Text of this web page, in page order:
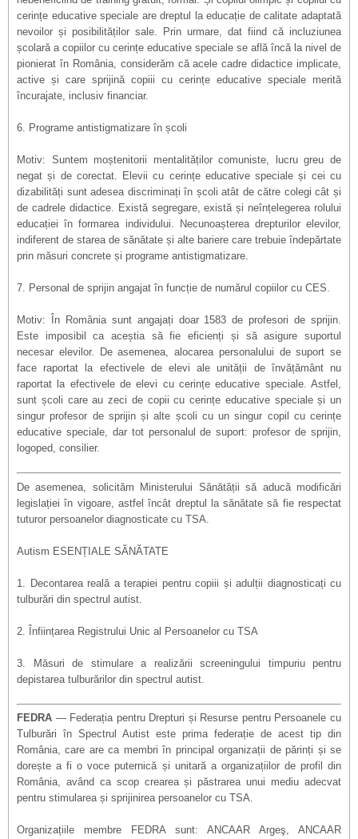
cerințe educative speciale are dreptul la educație de calitate adaptată
nevoilor și posibilităților sale. Prin urmare, dat fiind că incluziunea
școlară a copiilor cu cerințe educative speciale se află încă la nivel de
pionierat în România, considerăm că acele cadre didactice implicate,
active și care sprijină copiii cu cerințe educative speciale merită
încurajate, inclusiv financiar.
6. Programe antistigmatizare în școli
Motiv: Suntem moștenitorii mentalităților comuniste, lucru greu de
negat și de corectat. Elevii cu cerințe educative speciale și cei cu
dizabilități sunt adesea discriminați în școli atât de către colegi cât și
de cadrele didactice. Există segregare, există și neînțelegerea rolului
educației în formarea individului. Necunoașterea drepturilor elevilor,
indiferent de starea de sănătate și alte bariere care trebuie îndepărtate
prin măsuri concrete și programe antistigmatizare.
7. Personal de sprijin angajat în funcție de numărul copiilor cu CES.
Motiv: În România sunt angajați doar 1583 de profesori de sprijin.
Este imposibil ca aceștia să fie eficienți și să asigure suportul
necesar elevilor. De asemenea, alocarea personalului de suport se
face raportat la efectivele de elevi ale unității de învățământ nu
raportat la efectivele de elevi cu cerințe educative speciale. Astfel,
sunt școli care au zeci de copii cu cerințe educative speciale și un
singur profesor de sprijin și alte școli cu un singur copil cu cerințe
educative speciale, dar tot personalul de suport: profesor de sprijin,
logoped, consilier.
De asemenea, solicităm Ministerului Sănătății să aducă modificări
legislației în vigoare, astfel încât dreptul la sănătate să fie respectat
tuturor persoanelor diagnosticate cu TSA.
Autism ESENȚIALE SĂNĂTATE
1. Decontarea reală a terapiei pentru copiii și adulții diagnosticați cu
tulburări din spectrul autist.
2. Înființarea Registrului Unic al Persoanelor cu TSA
3. Măsuri de stimulare a realizării screeningului timpuriu pentru
depistarea tulburărilor din spectrul autist.
FEDRA — Federația pentru Drepturi și Resurse pentru Persoanele cu
Tulburări în Spectrul Autist este prima federație de acest tip din
România, care are ca membri în principal organizații de părinți și se
dorește a fi o voce puternică și unitară a organizațiilor de profil din
România, având ca scop crearea și păstrarea unui mediu adecvat
pentru stimularea și sprijinirea persoanelor cu TSA.
Organizațiile membre FEDRA sunt: ANCAAR Argeş, ANCAAR